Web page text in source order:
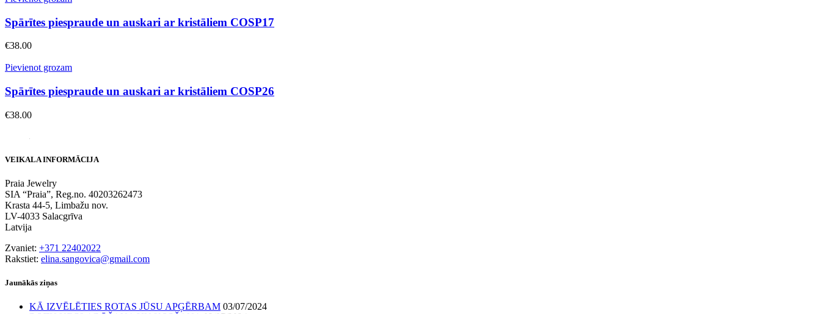
Spārītes piespraude un auskari ar kristāliem COSP17
€38.00
Pievienot grozam
Spārītes piespraude un auskari ar kristāliem COSP26
€38.00
VEIKALA INFORMĀCIJA
Praia Jewelry
SIA “Praia”, Reg.no. 40203262473
Krasta 44-5, Limbažu nov.
LV-4033 Salacgrīva
Latvija
Zvaniet:+371 22402022